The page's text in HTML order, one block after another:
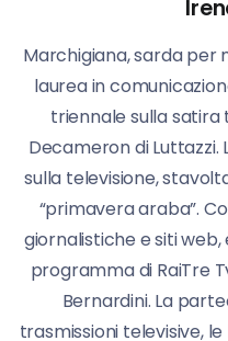
Marchigiana, sarda per
laurea in
triennale sulla satira
Decameron di
sulla televisione,
“primavera araba”.
giornalistiche e siti
programma di RaiTre
Bernardini. La
trasmissioni televisive,